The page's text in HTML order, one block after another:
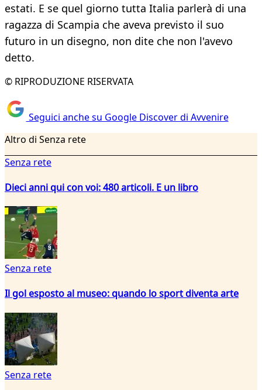
estati. E se quel giorno tutta Italia parlerà di una
ragazza di Scampia che aveva previsto il suo
futuro in un disegno, non dite che non l'avevo
detto.
© RIPRODUZIONE RISERVATA
Seguici anche su Google Discover di Avvenire
Altro di Senza rete
Senza rete
Dieci anni qui con voi: 480 articoli. E un libro
Senza rete
Il gol esposto al museo: quando lo sport diventa arte
Senza rete